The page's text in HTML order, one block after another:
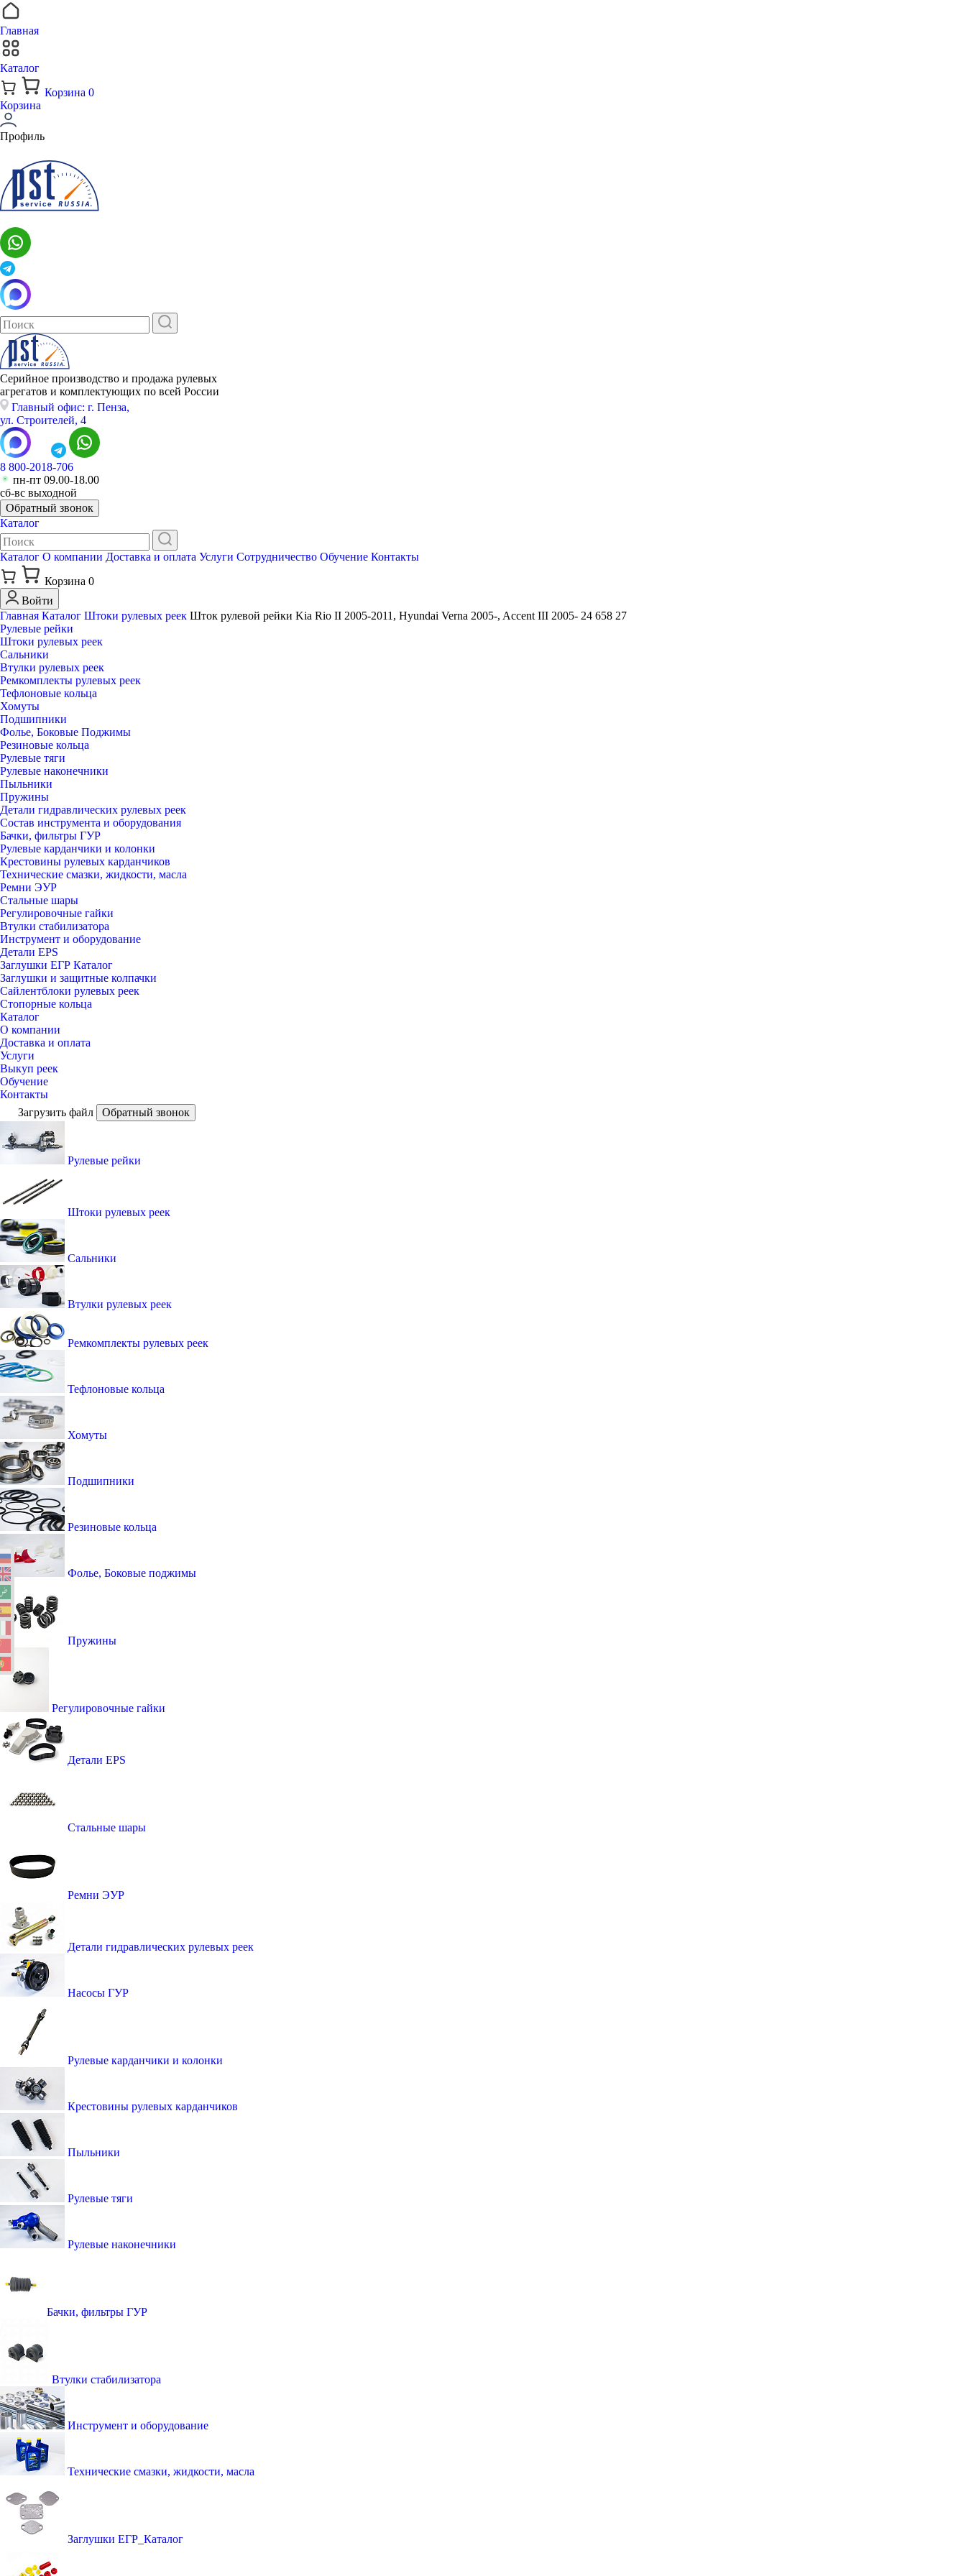
Главная
Каталог
Корзина 0
Корзина
Профиль
Серийное производство и продажа рулевых
агрегатов и комплектующих по всей России
Главный офис: г. Пенза,
ул. Строителей, 4
8 800-2018-706
пн-пт 09.00-18.00
сб-вс выходной
Обратный звонок
Каталог
Каталог О компании Доставка и оплата Услуги Сотрудничество Обучение Контакты
Корзина 0
Войти
Главная Каталог Штоки рулевых реек Шток рулевой рейки Kia Rio II 2005-2011, Hyundai Verna 2005-, Accent III 2005- 24 658 27
Рулевые рейки
Штоки рулевых реек
Сальники
Втулки рулевых реек
Ремкомплекты рулевых реек
Тефлоновые кольца
Хомуты
Подшипники
Фолье, Боковые Поджимы
Резиновые кольца
Рулевые тяги
Рулевые наконечники
Пыльники
Пружины
Детали гидравлических рулевых реек
Состав инструмента и оборудования
Бачки, фильтры ГУР
Рулевые карданчики и колонки
Крестовины рулевых карданчиков
Технические смазки, жидкости, масла
Ремни ЭУР
Стальные шары
Регулировочные гайки
Втулки стабилизатора
Инструмент и оборудование
Детали EPS
Заглушки ЕГР Каталог
Заглушки и защитные колпачки
Сайлентблоки рулевых реек
Стопорные кольца
Каталог
О компании
Доставка и оплата
Услуги
Выкуп реек
Обучение
Контакты
Загрузить файл
Обратный звонок
Рулевые рейки
Штоки рулевых реек
Сальники
Втулки рулевых реек
Ремкомплекты рулевых реек
Тефлоновые кольца
Хомуты
Подшипники
Резиновые кольца
Фолье, Боковые поджимы
Пружины
Регулировочные гайки
Детали EPS
Стальные шары
Ремни ЭУР
Детали гидравлических рулевых реек
Насосы ГУР
Рулевые карданчики и колонки
Крестовины рулевых карданчиков
Пыльники
Рулевые тяги
Рулевые наконечники
Бачки, фильтры ГУР
Втулки стабилизатора
Инструмент и оборудование
Технические смазки, жидкости, масла
Заглушки ЕГР_Каталог